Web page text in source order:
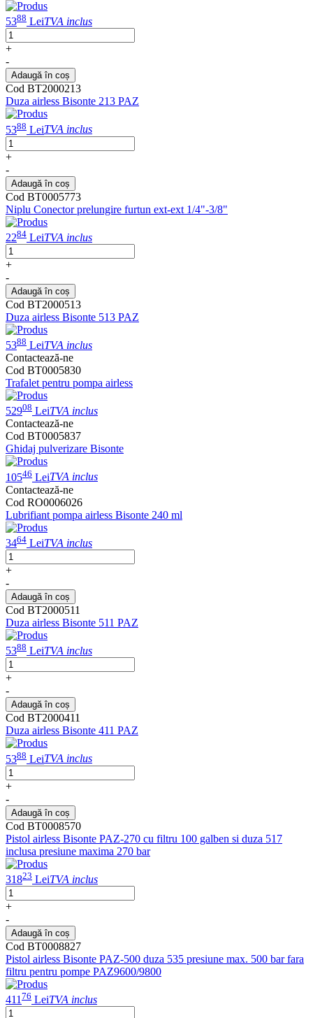
5388 LeiTVA inclus
+
-
Adaugă în coș
Cod BT2000213
Duza airless Bisonte 213 PAZ
5388 LeiTVA inclus
+
-
Adaugă în coș
Cod BT0005773
Niplu Conector prelungire furtun ext-ext 1/4"-3/8"
2284 LeiTVA inclus
+
-
Adaugă în coș
Cod BT2000513
Duza airless Bisonte 513 PAZ
5388 LeiTVA inclus
Contactează-ne
Cod BT0005830
Trafalet pentru pompa airless
52908 LeiTVA inclus
Contactează-ne
Cod BT0005837
Ghidaj pulverizare Bisonte
10546 LeiTVA inclus
Contactează-ne
Cod RO0006026
Lubrifiant pompa airless Bisonte 240 ml
3464 LeiTVA inclus
+
-
Adaugă în coș
Cod BT2000511
Duza airless Bisonte 511 PAZ
5388 LeiTVA inclus
+
-
Adaugă în coș
Cod BT2000411
Duza airless Bisonte 411 PAZ
5388 LeiTVA inclus
+
-
Adaugă în coș
Cod BT0008570
Pistol airless Bisonte PAZ-270 cu filtru 100 galben si duza 517
inclusa presiune maxima 270 bar
31823 LeiTVA inclus
+
-
Adaugă în coș
Cod BT0008827
Pistol airless Bisonte PAZ-500 duza 535 presiune max. 500 bar fara
filtru pentru pompe PAZ9600/9800
41176 LeiTVA inclus